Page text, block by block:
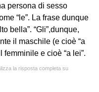
persona di sesso
“le”. La frase dunque
bella”. “Gli”,dunque,
il maschile (e cioè “a
il femminile e cioè “a lei”.
la risposta completa su